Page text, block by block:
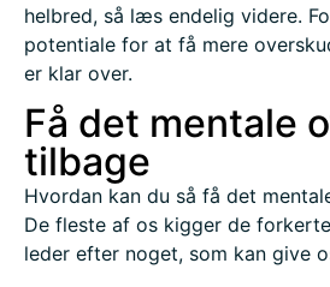
helbred, så læs endelig videre.
potentiale for at få mere
er klar over.
Få det mentale
tilbage
Hvordan kan du så få det
De fleste af os kigger de
leder efter noget, som kan give